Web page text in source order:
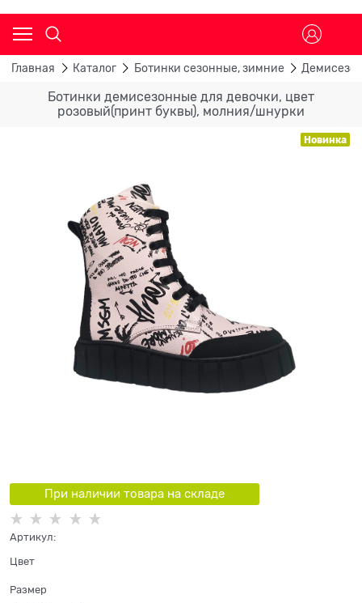
Главная Каталог Ботинки сезонные, зимние
Ботинки демисезонные для девочки, цвет
розовый(принт буквы), молния/шнурки
Новинка
При наличии товара на складе
Артикул:
Цвет
Размер